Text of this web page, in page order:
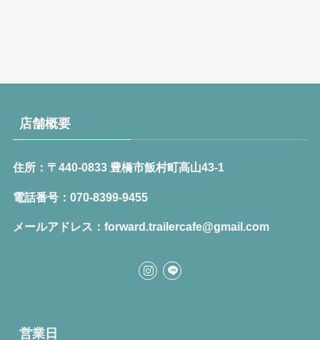
店舗概要
住所：〒440-0833 豊橋市飯村町高山43-1
電話番号：070-8399-9455
メールアドレス：forward.trailercafe@gmail.com
営業日